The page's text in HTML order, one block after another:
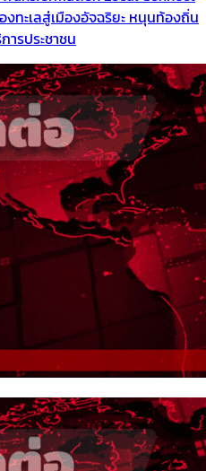
ทะเลสู่เมืองอัจฉริยะ หนุนท้องถิ่น
ารประชาชน